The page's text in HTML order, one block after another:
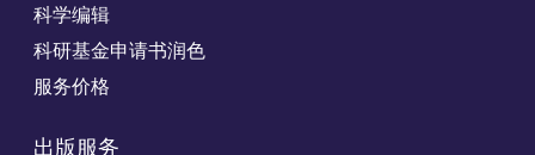
科学编辑
科研基金申请书润色
服务价格
出版服务